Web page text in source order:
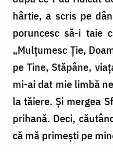
hârtie, a scris pe
poruncesc să-i taie
„Mulțumesc Ție,
pe Tine, Stăpâne,
mi-ai dat mie limbă
la tăiere. Și mergea
prihană. Deci,
că mă primești pe